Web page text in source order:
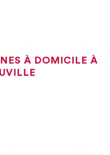
À DOMICILE À